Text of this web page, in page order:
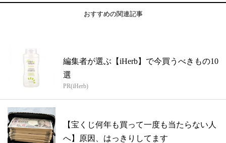
おすすめの関連記事
編集者が選ぶ【iHerb】で今買うべきもの10
選
PR(iHerb)
【宝くじ何年も買って一度も当たらない人
へ】原因、はっきりしてます